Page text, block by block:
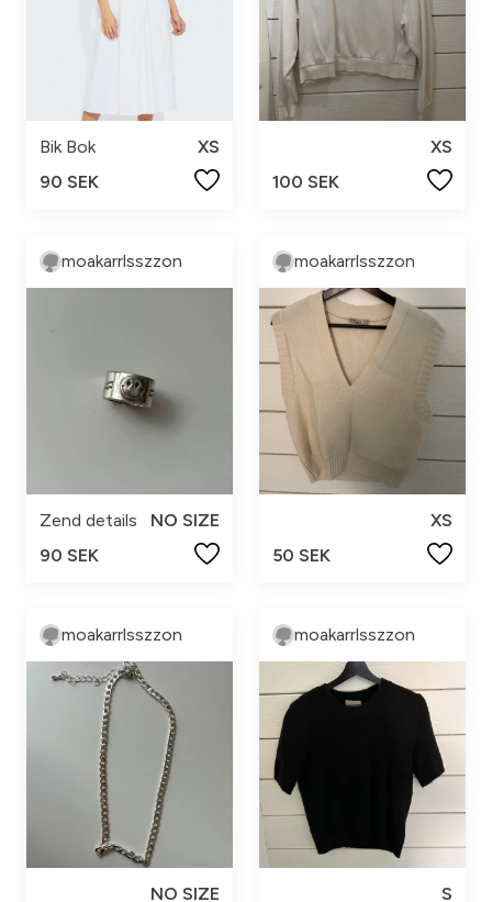
Bik Bok
XS
90 SEK
XS
100 SEK
moakarrlsszzon
Zend details
NO SIZE
90 SEK
moakarrlsszzon
XS
50 SEK
moakarrlsszzon
NO SIZE
moakarrlsszzon
S